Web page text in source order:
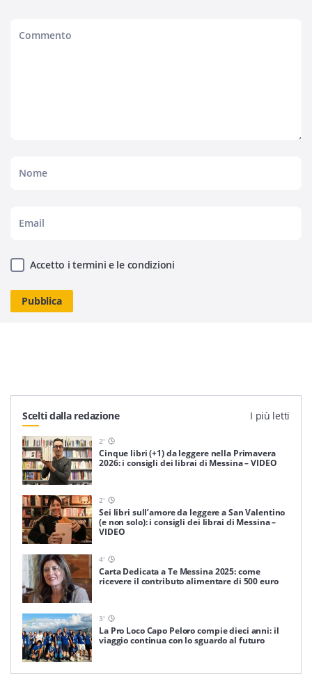
Accetto i termini e le condizioni
Scelti dalla redazione I più letti
2'
Cinque libri (+1) da leggere nella Primavera
2026: i consigli dei librai di Messina – VIDEO
2'
Sei libri sull’amore da leggere a San Valentino
(e non solo): i consigli dei librai di Messina –
VIDEO
4'
Carta Dedicata a Te Messina 2025: come
ricevere il contributo alimentare di 500 euro
3'
La Pro Loco Capo Peloro compie dieci anni: il
viaggio continua con lo sguardo al futuro